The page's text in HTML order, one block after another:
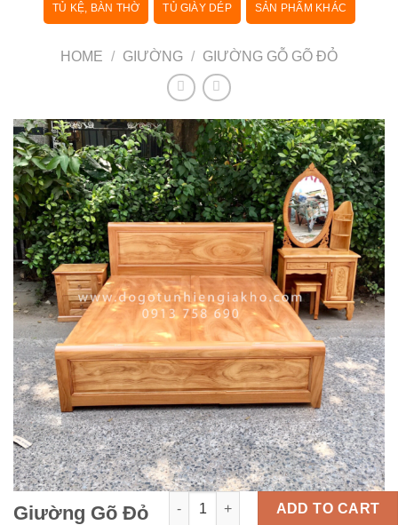
TỦ KỆ, BÀN THỜ TỦ GIÀY DÉP SẢN PHẨM KHÁC
HOME / GIƯỜNG / GIƯỜNG GỖ GÕ ĐỎ
Giường Gõ Đỏ
Giường Gõ Đỏ Trơn Phản Liền
ADD TO CART